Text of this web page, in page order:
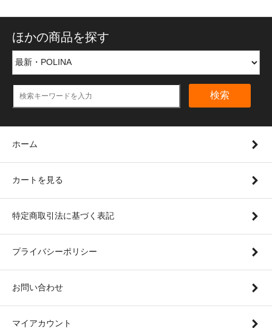
ほかの商品を探す
検索
ホーム
カートを見る
特定商取引法に基づく表記
プライバシーポリシー
お問い合わせ
マイアカウント